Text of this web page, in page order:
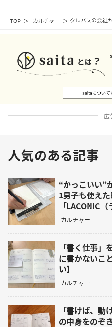
TOP カルチャー クレパスの会社
広
人気のある記事
“かっこいい”
1男子も使え
「LACONIC
カルチャー
「書く仕事」
に書かないこ
い】
カルチャー
「書けば、動
の中身をのぞ